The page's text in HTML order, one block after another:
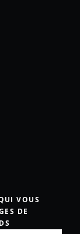
VOUS
DE